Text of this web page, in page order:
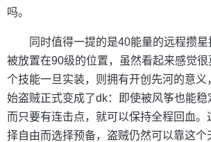
吗。
同时值得一提的是40能量的远程攒
被放置在90级的位置，虽然看起来感觉
个技能一旦实装，则拥有开创先河的意义
始盗贼正式变成了dk：即使被风筝也能稳
而只要有连击点，就可以保持全程回血。
择自由而选择预备，盗贼仍然可以靠这个